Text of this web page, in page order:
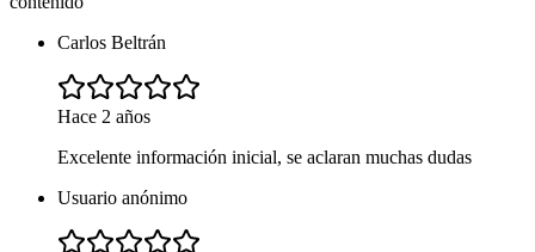
Carlos Beltrán
Hace 2 años
Excelente información inicial, se aclaran muchas dudas
Usuario anónimo